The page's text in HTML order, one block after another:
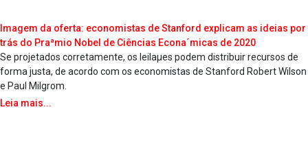
Imagem da oferta: economistas de Stanford explicam as ideias por
trás do Praªmio Nobel de Ciências Econa´micas de 2020
Se projetados corretamente, os leilaµes podem distribuir recursos de
forma justa, de acordo com os economistas de Stanford Robert Wilson
e Paul Milgrom.
Leia mais...